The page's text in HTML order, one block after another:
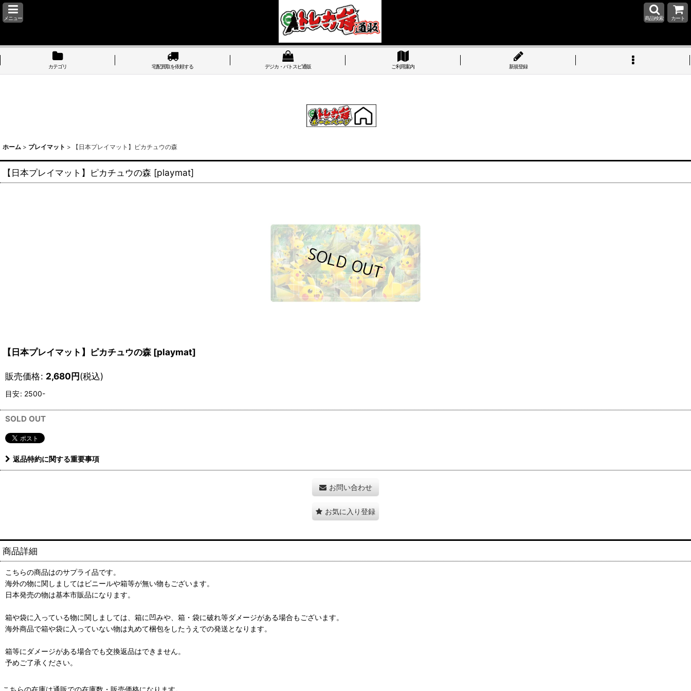
メニュー 商品検索 カート
カテゴリ 宅配買取を依頼する デジカ・バトスピ通販 ご利用案内 新規登録
ホーム > プレイマット > 【日本プレイマット】ピカチュウの森
【日本プレイマット】ピカチュウの森 [playmat]
【日本プレイマット】ピカチュウの森 [playmat]
販売価格: 2,680円(税込)
目安: 2500-
SOLD OUT
返品特約に関する重要事項
お問い合わせ
お気に入り登録
商品詳細
こちらの商品はのサプライ品です。
海外の物に関しましてはビニールや箱等が無い物もございます。
日本発売の物は基本市販品になります。
箱や袋に入っている物に関しましては、箱に凹みや、箱・袋に破れ等ダメージがある場合もございます。
海外商品で箱や袋に入っていない物は丸めて梱包をしたうえでの発送となります。
箱等にダメージがある場合でも交換返品はできません。
予めご了承ください。
こちらの在庫は通販での在庫数・販売価格になります。